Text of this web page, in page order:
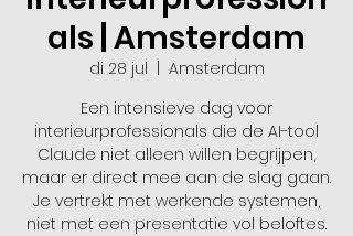
als | Amsterdam
di 28 jul
Amsterdam
Een intensieve dag voor
interieurprofessionals die de AI-tool
Claude niet alleen willen begrijpen,
maar er direct mee aan de slag gaan.
Je vertrekt met werkende systemen,
niet met een presentatie vol beloftes.